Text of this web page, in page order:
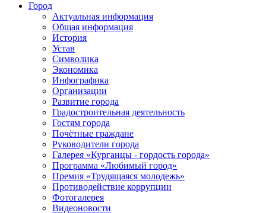
Город
Актуальная информация
Общая информация
История
Устав
Символика
Экономика
Инфографика
Организации
Развитие города
Градостроительная деятельность
Гостям города
Почётные граждане
Руководители города
Галерея «Курганцы - гордость города»
Программа «Любимый город»
Премия «Трудящаяся молодежь»
Противодействие коррупции
Фотогалерея
Видеоновости